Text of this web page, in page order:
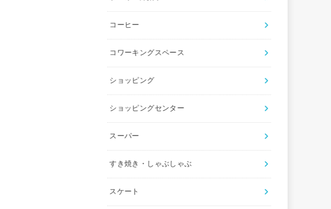
コーヒー
コワーキングスペース
ショッピング
ショッピングセンター
スーパー
すき焼き・しゃぶしゃぶ
スケート